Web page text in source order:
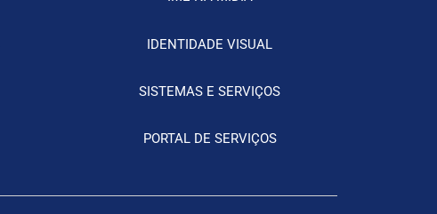
IDENTIDADE VISUAL
SISTEMAS E SERVIÇOS
PORTAL DE SERVIÇOS